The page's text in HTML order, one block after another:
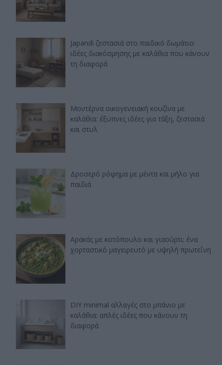
Japandi ζεστασιά στο παιδικό δωμάτιο:
ιδέες διακόσμησης με καλάθια που κάνουν
τη διαφορά
Μοντέρνα οικογενειακή κουζίνα με
καλάθια: έξυπνες ιδέες για τάξη, ζεστασιά
και στυλ
Δροσερό ρόφημα με μέντα και μήλο για
παιδιά
Αρακάς με κοτόπουλο και γιαούρτι: ένα
χορταστικό μαγειρευτό με υψηλή πρωτεΐνη
DIY minimal αλλαγές στο μπάνιο με
καλάθια: απλές ιδέες που κάνουν τη
διαφορά